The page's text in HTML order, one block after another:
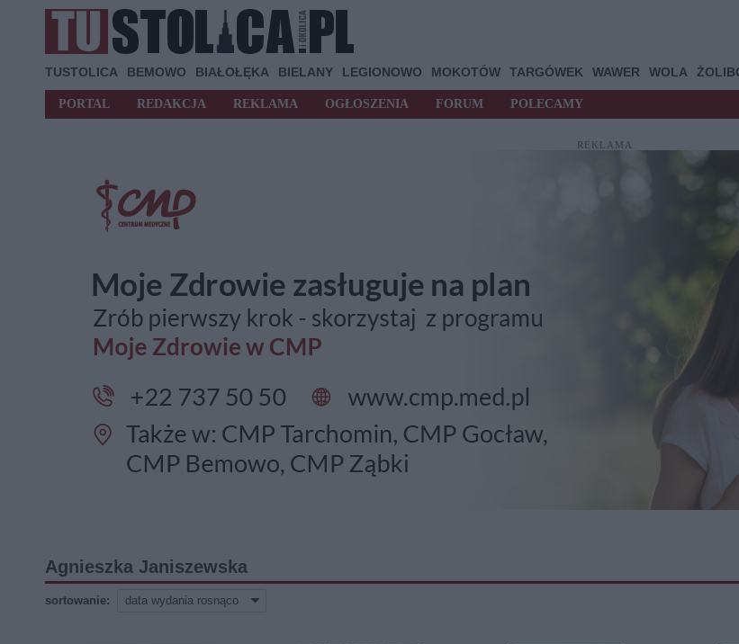
TUSTOLICA BEMOWO BIAŁOŁĘKA BIELANY LEGIONOWO MOKOTÓW TARGÓWEK WAWER WOLA
PORTAL REDAKCJA REKLAMA OGŁOSZENIA FORUM POLECAMY
REKLAMA
Agnieszka Janiszewska
sortowanie: